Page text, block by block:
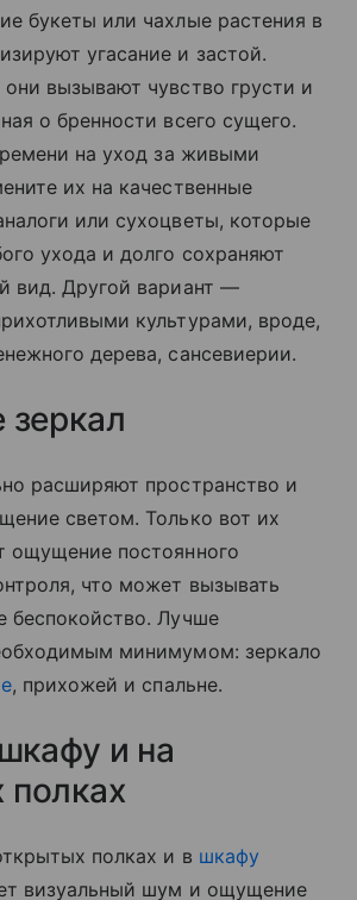
букеты или чахлые растения в
угасание и застой.
вызывают чувство грусти и
о бренности всего сущего.
на уход за живыми
их на качественные
или сухоцветы, которые
ухода и долго сохраняют
вид. Другой вариант —
культурами, вроде,
дерева, сансевиерии.
расширяют пространство и
светом. Только вот их
ощущение постоянного
что может вызывать
беспокойство. Лучше
минимумом: зеркало
, прихожей и спальне.
и на
полках и в шкафу
визуальный шум и ощущение